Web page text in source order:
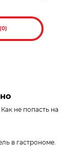
не попасть на
в гастрономе.